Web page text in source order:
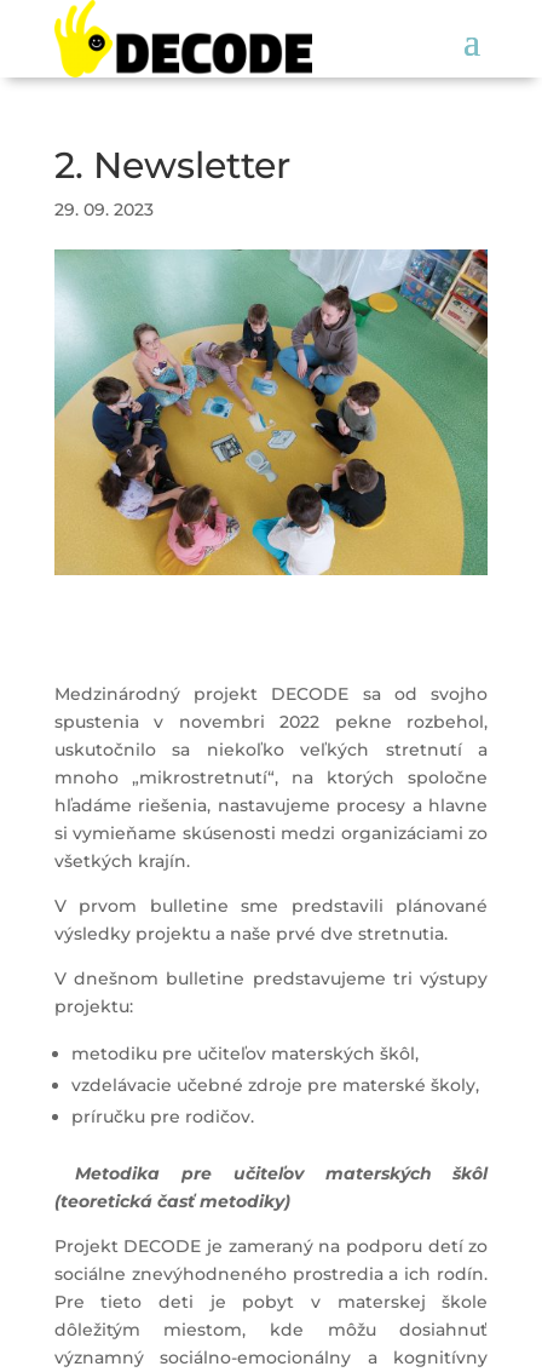
2. Newsletter
29. 09. 2023
Medzinárodný projekt DECODE sa od svojho
spustenia v novembri 2022 pekne rozbehol,
uskutočnilo sa niekoľko veľkých stretnutí a
mnoho „mikrostretnutí“, na ktorých spoločne
hľadáme riešenia, nastavujeme procesy a hlavne
si vymieňame skúsenosti medzi organizáciami zo
všetkých krajín.
V prvom bulletine sme predstavili plánované
výsledky projektu a naše prvé dve stretnutia.
V dnešnom bulletine predstavujeme tri výstupy
projektu:
metodiku pre učiteľov materských škôl,
vzdelávacie učebné zdroje pre materské školy,
príručku pre rodičov.
Metodika pre učiteľov materských škôl
(teoretická časť metodiky)
Projekt DECODE je zameraný na podporu detí zo
sociálne znevýhodneného prostredia a ich rodín.
Pre tieto deti je pobyt v materskej škole
dôležitým miestom, kde môžu dosiahnuť
významný sociálno-emocionálny a kognitívny